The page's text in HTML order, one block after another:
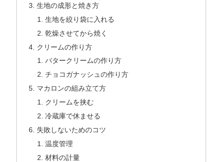
生地の成形と焼き方
生地を絞り袋に入れる
乾燥させてから焼く
クリームの作り方
バタークリームの作り方
チョコガナッシュの作り方
マカロンの組み立て方
クリームを挟む
冷蔵庫で休ませる
失敗しないためのコツ
温度管理
材料の計量